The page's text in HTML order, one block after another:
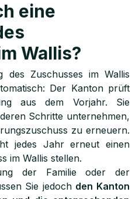
eine
Wallis?
des Zuschusses im Wallis
Der Kanton prüft
aus dem Vorjahr. Sie
Schritte unternehmen,
zu erneuern.
jedes Jahr erneut einen
im Wallis stellen.
der Familie oder der
Sie jedoch den Kanton